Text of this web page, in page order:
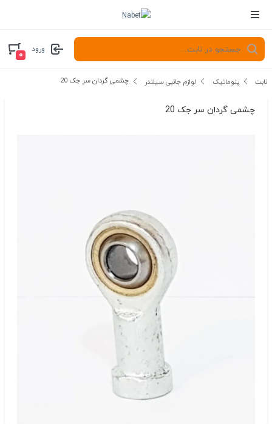
ورود
۰
نابت پنوماتیک لوازم جانبی سیلندر چشمی گردان سر جک 20
چشمی گردان سر جک 20
لوازم جانبی سیلندر